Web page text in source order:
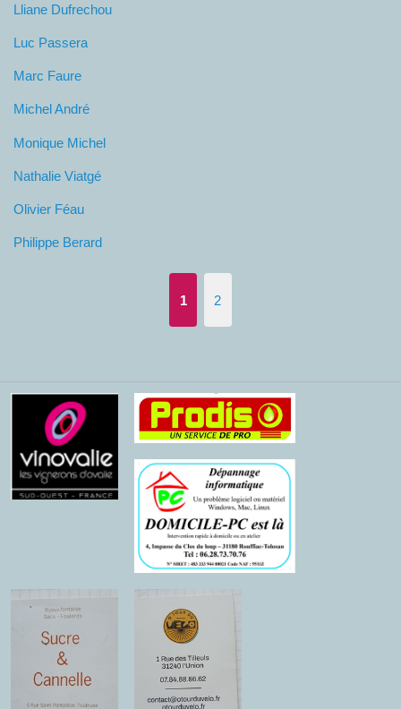
Lliane Dufrechou
Luc Passera
Marc Faure
Michel André
Monique Michel
Nathalie Viatgé
Olivier Féau
Philippe Berard
1 2